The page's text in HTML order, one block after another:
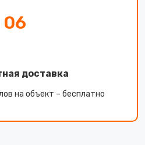
06
доставка
на объект – бесплатно